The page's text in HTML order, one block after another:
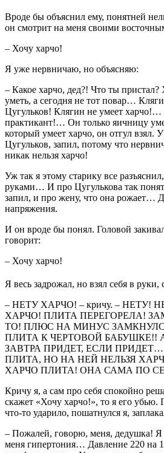
Вроде бы объяснил ему, понятней
он смотрит на меня своими
– Хочу харчо!
Я уже нервничаю, но объясняю:
– Какое харчо, дед?! Что ты пристал?
уметь, а сегодня не тот повар…
Цугульков! Клягин не умеет
практикант!… Он только яичницу
который умеет харчо, он отгул
Цугульков, запил, потому что
никак нельзя харчо!
Уж так я этому старику все
руками… И про Цугулькова так
запил, и про жену, что она рожает…
напряжения.
И он вроде бы понял. Головой
говорит:
– Хочу харчо!
Я весь задрожал, но взял себя в
– НЕТУ ХАРЧО! – кричу. – НЕТУ!
ХАРЧО! ПЛИТА ПЕРЕГОРЕЛА!
ТО! ПЛЮС НА МИНУС
ПЛИТА К ЧЕРТОВОЙ БАБУШКЕ!!
ЗАВТРА ПРИДЕТ, ЕСЛИ
ПЛИТА, НО НА НЕЙ НЕЛЬЗЯ
ХАРЧО ПЛИТА! ОНА САМА ПО
Кричу я, а сам про себя спокойно
скажет «Хочу харчо!», то я его убью.
что-то ударило, пошатнулся я,
– Пожалей, говорю, меня, дедушка! Я
меня гипертония… Давление 220 на